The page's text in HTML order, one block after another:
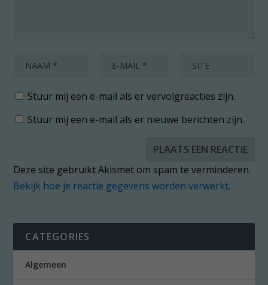
Stuur mij een e-mail als er vervolgreacties zijn.
Stuur mij een e-mail als er nieuwe berichten zijn.
Deze site gebruikt Akismet om spam te verminderen.
Bekijk hoe je reactie gegevens worden verwerkt.
CATEGORIES
Algemeen